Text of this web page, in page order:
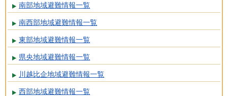
南部地域避難情報一覧
南西部地域避難情報一覧
東部地域避難情報一覧
県央地域避難情報一覧
川越比企地域避難情報一覧
西部地域避難情報一覧